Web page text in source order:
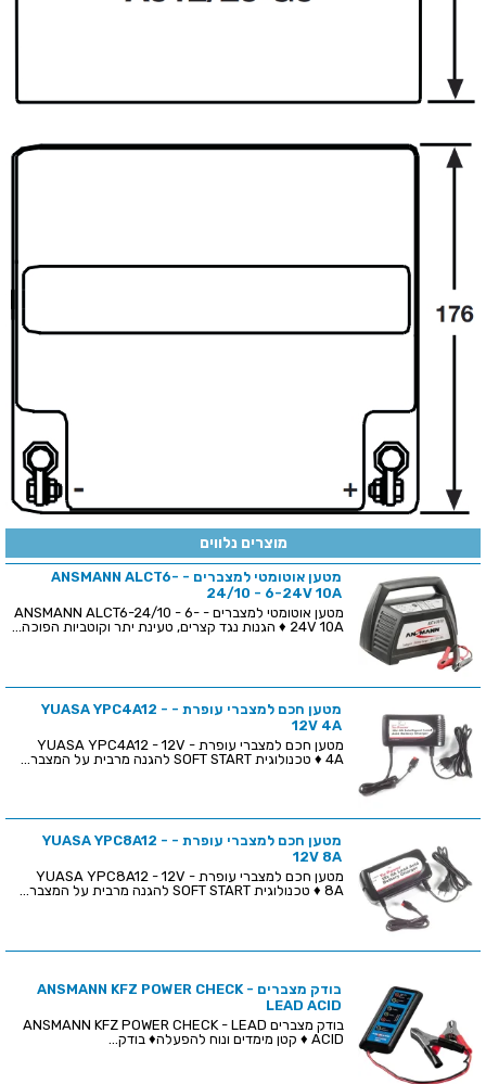
מוצרים נלווים
מטען אוטומטי למצברים - ANSMANN ALCT6-
24/10 - 6-24V 10A
מטען אוטומטי למצברים - ANSMANN ALCT6-24/10 - 6-
24V 10A ♦ הגנות נגד קצרים, טעינת יתר וקוטביות הפוכה...
מטען חכם למצברי עופרת - YUASA YPC4A12 -
12V 4A
מטען חכם למצברי עופרת - YUASA YPC4A12 - 12V
4A ♦ טכנולוגית SOFT START להגנה מרבית על המצבר...
מטען חכם למצברי עופרת - YUASA YPC8A12 -
12V 8A
מטען חכם למצברי עופרת - YUASA YPC8A12 - 12V
8A ♦ טכנולוגית SOFT START להגנה מרבית על המצבר...
בודק מצברים ANSMANN KFZ POWER CHECK -
LEAD ACID
בודק מצברים ANSMANN KFZ POWER CHECK - LEAD
ACID ♦ קטן מימדים ונוח להפעלה♦ בודק...